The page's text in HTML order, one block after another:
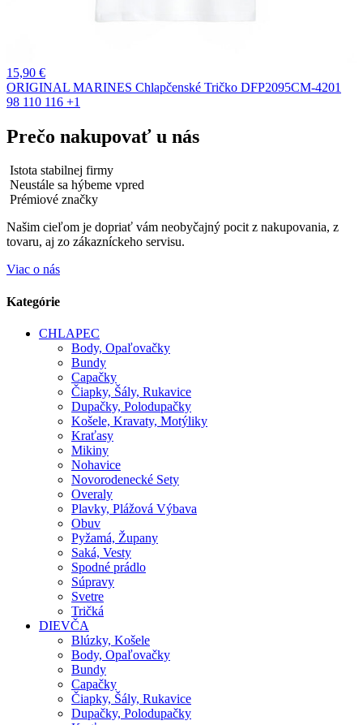
15,90 €
ORIGINAL MARINES Chlapčenské Tričko DFP2095CM-4201
98 110 116 +1
Prečo nakupovať u nás
Istota stabilnej firmy
Neustále sa hýbeme vpred
Prémiové značky
Našim cieľom je dopriať vám neobyčajný pocit z nakupovania, z
tovaru, aj zo zákazníckeho servisu.
Viac o nás
Kategórie
CHLAPEC
Body, Opaľovačky
Bundy
Capačky
Čiapky, Šály, Rukavice
Dupačky, Polodupačky
Košele, Kravaty, Motýliky
Kraťasy
Mikiny
Nohavice
Novorodenecké Sety
Overaly
Plavky, Plážová Výbava
Obuv
Pyžamá, Župany
Saká, Vesty
Spodné prádlo
Súpravy
Svetre
Tričká
DIEVČA
Blúzky, Košele
Body, Opaľovačky
Bundy
Capačky
Čiapky, Šály, Rukavice
Dupačky, Polodupačky